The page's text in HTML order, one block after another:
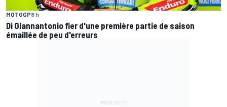
MOTOGP8 h
Di Giannantonio fier d'une première partie de saison
émaillée de peu d'erreurs